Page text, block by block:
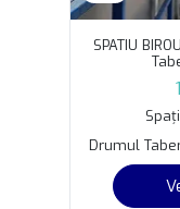
SPATIU
Drumul